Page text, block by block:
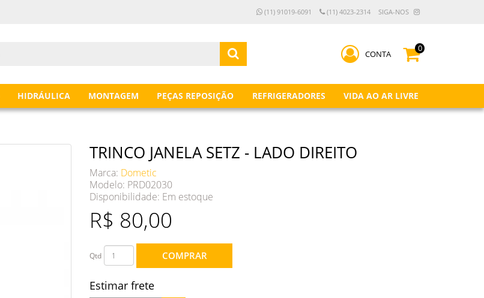
(11) 91019-6091 (11) 4023-2314 SIGA-NOS
CONTA
0
HIDRÁULICA MONTAGEM PEÇAS REPOSIÇÃO REFRIGERADORES VIDA AO AR LIVRE
TRINCO JANELA SETZ - LADO DIREITO
Marca: Dometic
Modelo: PRD02030
Disponibilidade: Em estoque
R$ 80,00
Qtd COMPRAR
Estimar frete